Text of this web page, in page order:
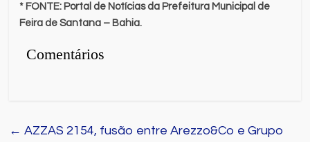
* FONTE: Portal de Notícias da Prefeitura Municipal de
Feira de Santana – Bahia.
Comentários
← AZZAS 2154, fusão entre Arezzo&Co e Grupo